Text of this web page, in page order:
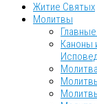
Житие Святых
Молитвы
Каноны